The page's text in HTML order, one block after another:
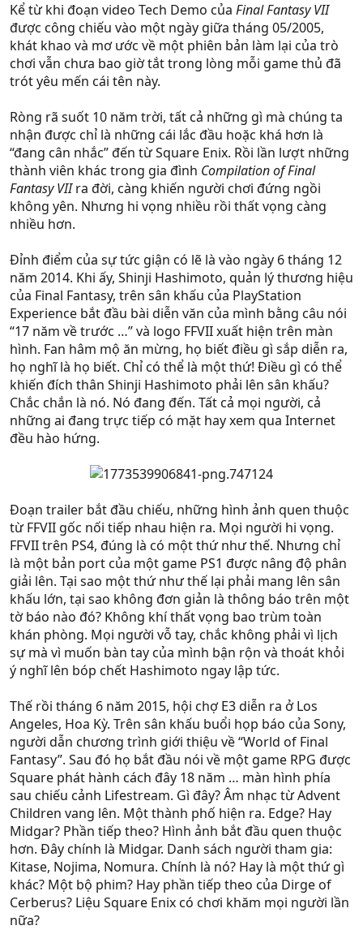
Kể từ khi đoạn video Tech Demo của Final Fantasy VII
được công chiếu vào một ngày giữa tháng 05/2005,
khát khao và mơ ước về một phiên bản làm lại của trò
chơi vẫn chưa bao giờ tắt trong lòng mỗi game thủ đã
trót yêu mến cái tên này.
Ròng rã suốt 10 năm trời, tất cả những gì mà chúng ta
nhận được chỉ là những cái lắc đầu hoặc khá hơn là
“đang cân nhắc” đến từ Square Enix. Rồi lần lượt những
thành viên khác trong gia đình Compilation of Final
Fantasy VIIra đời, càng khiến người chơi đứng ngồi
không yên. Nhưng hi vọng nhiều rồi thất vọng càng
nhiều hơn.
Đỉnh điểm của sự tức giận có lẽ là vào ngày 6 tháng 12
năm 2014. Khi ấy, Shinji Hashimoto, quản lý thương hiệu
của Final Fantasy, trên sân khấu của PlayStation
Experience bắt đầu bài diễn văn của mình bằng câu nói
“17 năm về trước …” và logo FFVII xuất hiện trên màn
hình. Fan hâm mộ ăn mừng, họ biết điều gì sắp diễn ra,
họ nghĩ là họ biết. Chỉ có thể là một thứ! Điều gì có thể
khiến đích thân Shinji Hashimoto phải lên sân khấu?
Chắc chắn là nó. Nó đang đến. Tất cả mọi người, cả
những ai đang trực tiếp có mặt hay xem qua Internet
đều hào hứng.
Đoạn trailer bắt đầu chiếu, những hình ảnh quen thuộc
từ FFVII gốc nối tiếp nhau hiện ra. Mọi người hi vọng.
FFVII trên PS4, đúng là có một thứ như thế. Nhưng chỉ
là một bản port của một game PS1 được nâng độ phân
giải lên. Tại sao một thứ như thế lại phải mang lên sân
khấu lớn, tại sao không đơn giản là thông báo trên một
tờ báo nào đó? Không khí thất vọng bao trùm toàn
khán phòng. Mọi người vỗ tay, chắc không phải vì lịch
sự mà vì muốn bàn tay của mình bận rộn và thoát khỏi
ý nghĩ lên bóp chết Hashimoto ngay lập tức.
Thế rồi tháng 6 năm 2015, hội chợ E3 diễn ra ở Los
Angeles, Hoa Kỳ. Trên sân khấu buổi họp báo của Sony,
người dẫn chương trình giới thiệu về “World of Final
Fantasy”. Sau đó họ bắt đầu nói về một game RPG được
Square phát hành cách đây 18 năm … màn hình phía
sau chiếu cảnh Lifestream. Gì đây? Âm nhạc từ Advent
Children vang lên. Một thành phố hiện ra. Edge? Hay
Midgar? Phần tiếp theo? Hình ảnh bắt đầu quen thuộc
hơn. Đây chính là Midgar. Danh sách người tham gia:
Kitase, Nojima, Nomura. Chính là nó? Hay là một thứ gì
khác? Một bộ phim? Hay phần tiếp theo của Dirge of
Cerberus? Liệu Square Enix có chơi khăm mọi người lần
nữa?